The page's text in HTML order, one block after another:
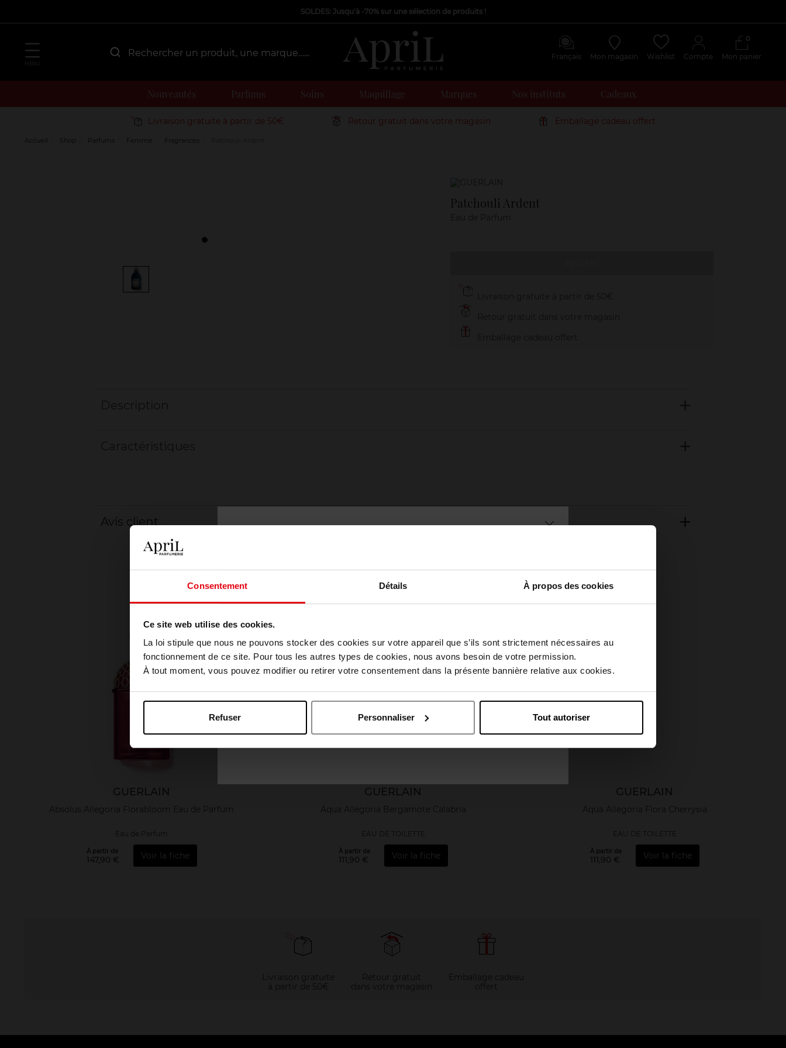
Consentement Détails À propos des cookies
Ce site web utilise des cookies.
La loi stipule que nous ne pouvons stocker des cookies sur votre appareil que s’ils sont strictement nécessaires au
fonctionnement de ce site. Pour tous les autres types de cookies, nous avons besoin de votre permission.
À tout moment, vous pouvez modifier ou retirer votre consentement dans la présente bannière relative aux cookies.
Refuser Personnaliser Tout autoriser
SOLDES: Jusqu'à -70% sur une sélection de produits !
Français Mon magasin Wishlist Compte Mon panier
0
Nouveautés Parfums Soins Maquillage Marques Nos instituts Cadeaux
Livraison gratuite à partir de 50€ Retour gratuit dans votre magasin Emballage cadeau offert
Accueil Shop Parfums Femme Fragrances
Marque
Patchouli Ardent
Avis client
Oublié quelque chose ?
GUERLAIN
Absolus Allegoria Florabloom Eau de Parfum
Eau de Parfum
À partir de
147,90 € Voir la fiche
GUERLAIN
Aqua Allegoria Bergamote Calabria
EAU DE TOILETTE
À partir de
111,90 € Voir la fiche
GUERLAIN
Aqua Allegoria Flora Cherrysia
EAU DE TOILETTE
À partir de
111,90 € Voir la fiche
Choisissez votre pays